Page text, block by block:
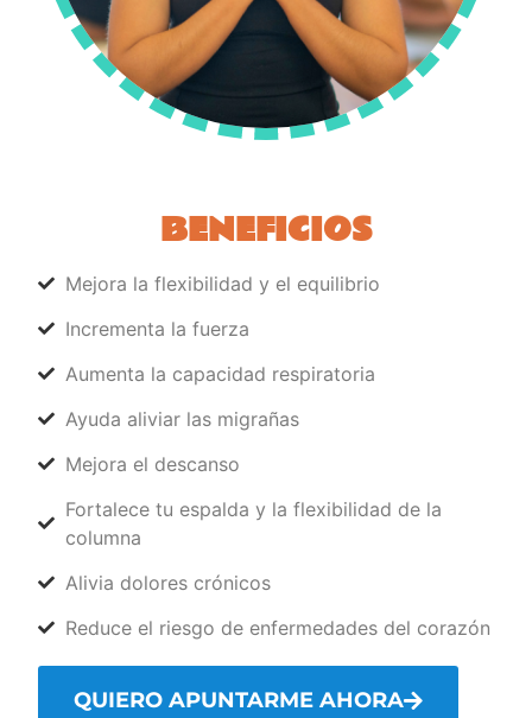
BENEFICIOS
Mejora la flexibilidad y el equilibrio
Incrementa la fuerza
Aumenta la capacidad respiratoria
Ayuda aliviar las migrañas
Mejora el descanso
Fortalece tu espalda y la flexibilidad de la
columna
Alivia dolores crónicos
Reduce el riesgo de enfermedades del corazón
QUIERO APUNTARME AHORA